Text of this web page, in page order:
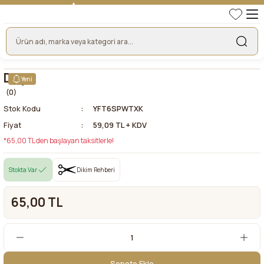
Yeni
Düş
(0)
Stok Kodu
YFT6SPWTXK
Fiyat
59,09 TL + KDV
*65,00 TL den başlayan taksitlerle!
Stokta Var Dikim Rehberi
65,00 TL